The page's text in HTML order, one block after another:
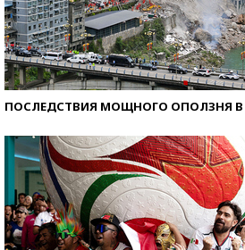
ПОСЛЕДСТВИЯ МОЩНОГО ОПОЛЗНЯ В